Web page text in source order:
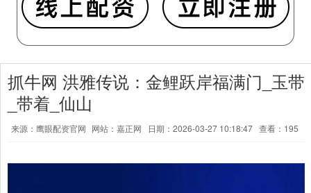
抓牛网 洪雅传说：金鲤跃岸福满门_玉带
_带着_仙山
来源：鹰眼配资官网 网站：嘉正网 日期：2026-03-27 10:18:47 查看：195